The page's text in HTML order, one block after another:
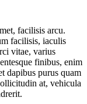
facilisis arcu.
facilisis, iaculis
vitae, varius
finibus, enim
dapibus purus quam
at, vehicula